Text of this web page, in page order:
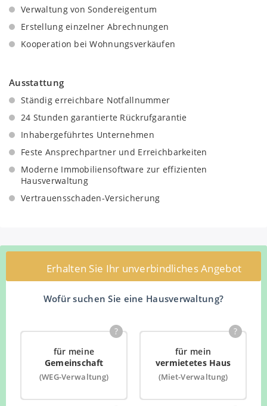
Verwaltung von Sondereigentum
Erstellung einzelner Abrechnungen
Kooperation bei Wohnungsverkäufen
Ausstattung
Ständig erreichbare Notfallnummer
24 Stunden garantierte Rückrufgarantie
Inhabergeführtes Unternehmen
Feste Ansprechpartner und Erreichbarkeiten
Moderne Immobiliensoftware zur effizienten
Hausverwaltung
Vertrauensschaden-Versicherung
Erhalten Sie Ihr unverbindliches Angebot
Wofür suchen Sie eine Hausverwaltung?
für meine
Gemeinschaft
(WEG-Verwaltung)
?
für mein
vermietetes Haus
(Miet-Verwaltung)
?